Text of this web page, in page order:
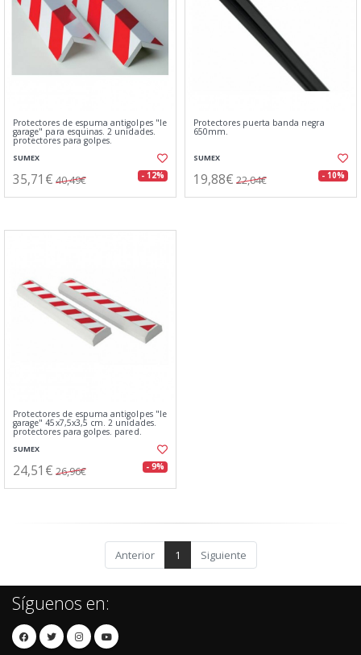
Protectores de espuma antigolpes "le
garage" para esquinas. 2 unidades.
protectores para golpes.
SUMEX
35,71€ 40,49€ - 12%
Protectores puerta banda negra
650mm.
SUMEX
19,88€ 22,04€ - 10%
Protectores de espuma antigolpes "le
garage" 45x7,5x3,5 cm. 2 unidades.
protectores para golpes. pared.
SUMEX
24,51€ 26,96€ - 9%
Anterior 1 Siguiente
Síguenos en: